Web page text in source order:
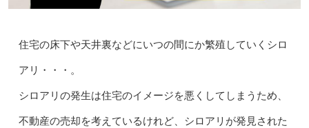
住宅の床下や天井裏などにいつの間にか繁殖していくシロ
アリ・・・。
シロアリの発生は住宅のイメージを悪くしてしまうため、
不動産の売却を考えているけれど、シロアリが発見された